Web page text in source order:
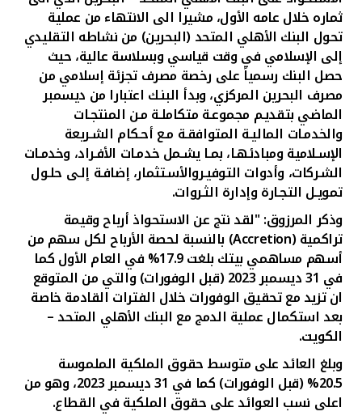
ثماره خلال عامه الأول، مشيرا الى الانتهاء من عملية
تحول البنك الأهلي المتحد (البحرين) من نشاطه التقليدي
إلى الإسلامي في وقت قياسي وبسلاسة عالية، حيث
حصل البنك رسمياً على رخصة مصرف تجزئة إسلامي من
مصرف البحرين المركزي، وبدأ البنـك اعتبارا من ديسمبر
الماضي بتقديـم مجموعـة متكاملـة مـن المنتجـات
والخدمـات الماليـة المتوافقـة مـع أحـكام الشـريعة
الإسـلامية ومبادئهـا، بمـا يشـمل خدمـات الأفـراد، وخدمـات
الشـركات، وأدوات التوفيـروالأسـتثمار، إضافـة إلـى حلـول
تمويـل التجـارة وإدارة الثـروات.
وذكر المرزوق: "لقد نتج عن الاستحواذ أرباح وقيمة
تراكمية(Accretion) بالنسبة لحصة الأرباح لكل سهم من
أسهم مساهمي بيتك بلغت 17.9% في العام الأول كما
في 31 ديسمبر 2023 (قبل الوفورات) والتي من المتوقع
ان تزيد مع تحقيق الوفورات خلال الفترات القادمة خاصة
بعد استكمال عملية الدمج مع البنك الأهلي المتحد –
الكويت.
وبلغ العائد على متوسط حقوق الملكية الملموسة
20.5% (قبل الوفورات) كما في 31 ديسمبر 2023، وهو من
اعلى نسب العوائد على حقوق الملكية في القطاع.